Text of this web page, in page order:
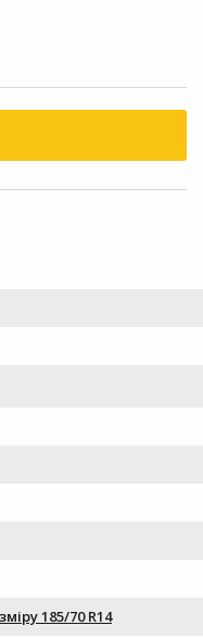
185/70 R14